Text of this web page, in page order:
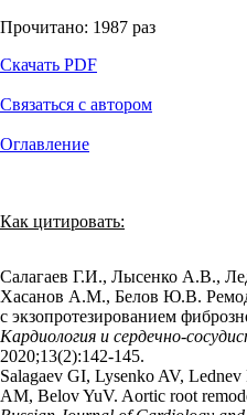
Прочитано: 1987 раз
Скачать PDF
Связаться с автором
Оглавление
Как цитировать:
Салагаев Г.И., Лысенко А.В.,
Хасанов А.М., Белов Ю.В.
с экзопротезированием
Кардиология и сердечно-
2020;13(2):142‑145.
Salagaev GI, Lysenko AV,
AM, Belov YuV. Aortic root